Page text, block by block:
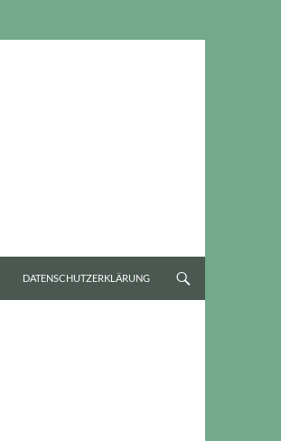
DATENSCHUTZERKLÄRUNG